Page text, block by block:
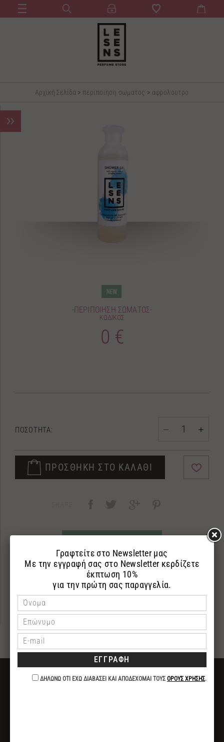
Αρχική Σελίδα > περιποιηση σωματος > αφρολουτρο
-ΠΕΡΙΠΟΙΗΣΗ ΣΩΜΑΤΟΣ-
ΚΩΔΙΚΟΣ
0 €
ΠΟΣΟΤΗΤΑ:
ΠΡΟΣΘΗΚΗ ΣΤΟ ΚΑΛΑΘΙ
ΠΕΡΙΓΡΑΦΗ
ΕΠΙΣΤΡΟΦΕΣ
ΠΛΗΡΩΜΗ
ΔΩΡΕΑΝ ΜΕΤΑΦΟΡΙΚΑ
ΓΙΑ ΑΓΟΡΕΣ ΑΝΩ ΤΩΝ 40€